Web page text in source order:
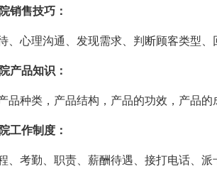
销售技巧：
心理沟通、发现需求、判断顾客类型、
产品知识：
种类，产品结构，产品的功效，产品的
工作制度：
考勤、职责、薪酬待遇、接打电话、派